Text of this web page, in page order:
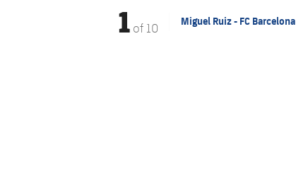
1of 10 Miguel Ruiz - FC Barcelona